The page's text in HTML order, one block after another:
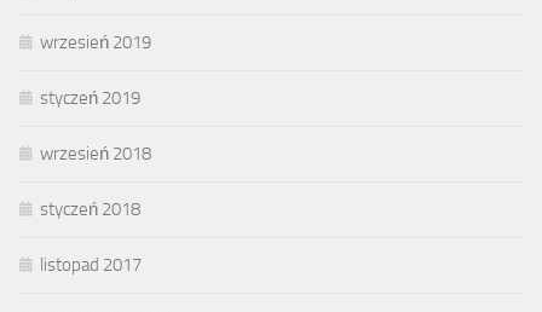
wrzesień 2019
styczeń 2019
wrzesień 2018
styczeń 2018
listopad 2017